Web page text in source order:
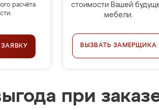
расчёта
стоимости Вашей
мебели.
ВЫЗВАТЬ ЗАМЕРЩИКА
при